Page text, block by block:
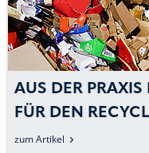
AUS DER
FÜR DEN
zum Artikel